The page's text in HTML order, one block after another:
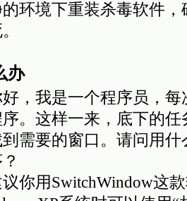
环境下重装杀毒软件
办
我是一个程序员，每
。这样一来，底下的
需要的窗口。请问用
用SwitchWindow这款